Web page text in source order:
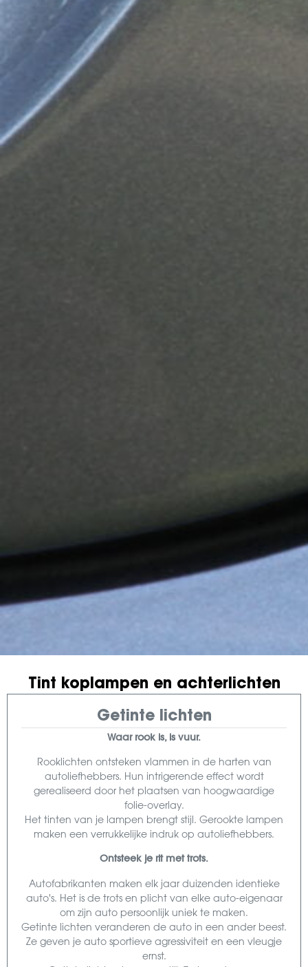
Tint koplampen en achterlichten
Getinte lichten
Waar rook is, is vuur.
Rooklichten ontsteken vlammen in de harten van
autoliefhebbers. Hun intrigerende effect wordt
gerealiseerd door het plaatsen van hoogwaardige
folie-overlay.
Het tinten van je lampen brengt stijl. Gerookte lampen
maken een verrukkelijke indruk op autoliefhebbers.
Ontsteek je rit met trots.
Autofabrikanten maken elk jaar duizenden identieke
auto's. Het is de trots en plicht van elke auto-eigenaar
om zijn auto persoonlijk uniek te maken.
Getinte lichten veranderen de auto in een ander beest.
Ze geven je auto sportieve agressiviteit en een vleugje
ernst.